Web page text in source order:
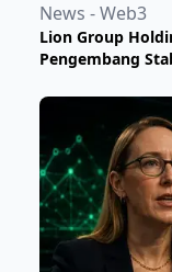
News - Web3
Lion Group
Pengembang